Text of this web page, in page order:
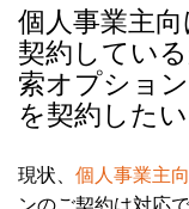
個人事業主
契約してい
索オプショ
を契約したい
現状、 個人事業主